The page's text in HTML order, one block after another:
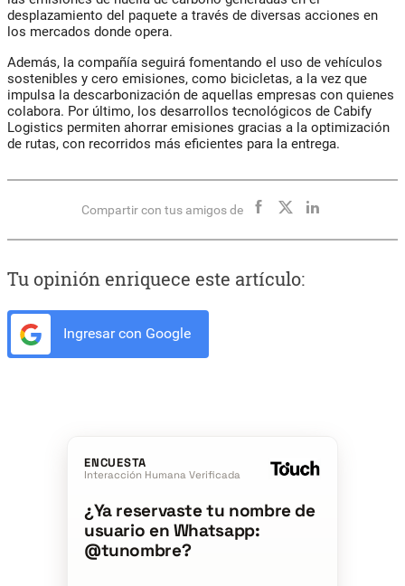
desplazamiento del paquete a través de diversas acciones en
los mercados donde opera.
Además, la compañía seguirá fomentando el uso de vehículos
sostenibles y cero emisiones, como bicicletas, a la vez que
impulsa la descarbonización de aquellas empresas con quienes
colabora. Por último, los desarrollos tecnológicos de Cabify
Logistics permiten ahorrar emisiones gracias a la optimización
de rutas, con recorridos más eficientes para la entrega.
Compartir con tus amigos de
Tu opinión enriquece este artículo:
Ingresar con Google
ENCUESTA
Interacción Humana Verificada
¿Ya reservaste tu nombre de
usuario en Whatsapp:
@tunombre?